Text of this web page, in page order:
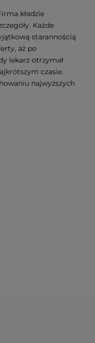
kładzie
Każde
starannością
aż po
lekarz otrzymał
czasie.
najwyższych